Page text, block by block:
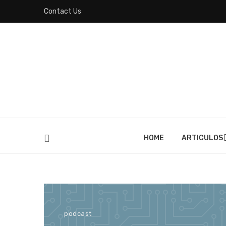
Contact Us
HOME ARTICULOS
podcast